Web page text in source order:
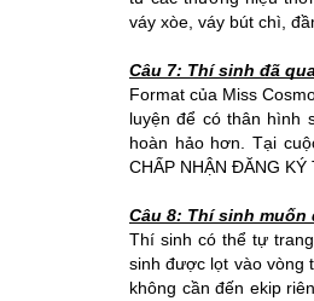
váy xòe, váy bút chì,
Câu 7: Thí sinh đã
Format của Miss
luyện để có thân hình
hoàn hảo hơn. Tại
CHẤP NHẬN ĐĂNG KÝ
Câu 8: Thí sinh
Thí sinh có thể tự
sinh được lọt vào vòng
không cần đến ekip